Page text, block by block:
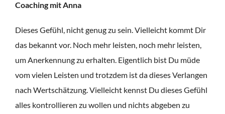
Coaching mit Anna
Dieses Gefühl, nicht genug zu sein. Vielleicht kommt Dir
das bekannt vor. Noch mehr leisten, noch mehr leisten,
um Anerkennung zu erhalten. Eigentlich bist Du müde
vom vielen Leisten und trotzdem ist da dieses Verlangen
nach Wertschätzung. Vielleicht kennst Du dieses Gefühl
alles kontrollieren zu wollen und nichts abgeben zu